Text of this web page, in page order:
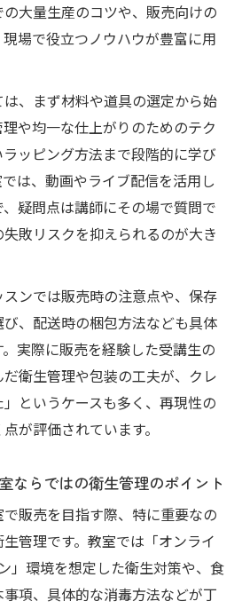
大量生産のコツや、販売向けの
場で役立つノウハウが豊富に用
、まず材料や道具の選定から始
や均一な仕上がりのためのテク
ッピング方法まで段階的に学び
は、動画やライブ配信を活用し
疑問点は講師にその場で質問で
敗リスクを抑えられるのが大き
ンでは販売時の注意点や、保存
、配送時の梱包方法なども具体
実際に販売を経験した受講生の
衛生管理や包装の工夫が、クレ
というケースも多く、再現性の
が評価されています。
ならではの衛生管理のポイント
販売を目指す際、特に重要なの
管理です。教室では「オンライ
」環境を想定した衛生対策や、食
項、具体的な消毒方法などが丁